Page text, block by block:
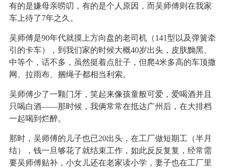
有的是嫌母亲唠叨，有的是个人原因，而吴师傅则在我家
车上待了7年之久。
吴师傅是90年代就摸上方向盘的老司机（141型以及弹簧牵
引的卡车），到我们家的时候大概40岁出头，皮肤黝黑、
中等个，话不多，虽然挺着点肚子，但爬4米多高的车顶撒
网、拉雨布、捆绳子都相当利索。
吴师傅少了一颗门牙，笑起来像孩童般可爱，爱喝酒并且
只喝白酒——那时候，我俩常常在抵达广州后，在大排档
一起喝到烂醉。
那时，吴师傅的儿子也已20出头，在工厂做短期工（半月
结），钱一旦够花了就结束工作，如此反反复复，经常需
要吴师傅贴补，小女儿还在老家读小学，妻子也在工厂里